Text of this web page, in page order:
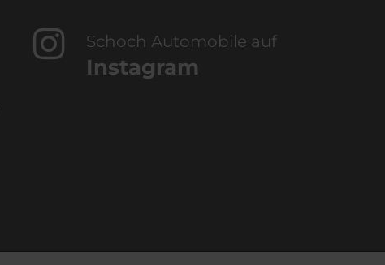
Schoch Automobile auf
Instagram